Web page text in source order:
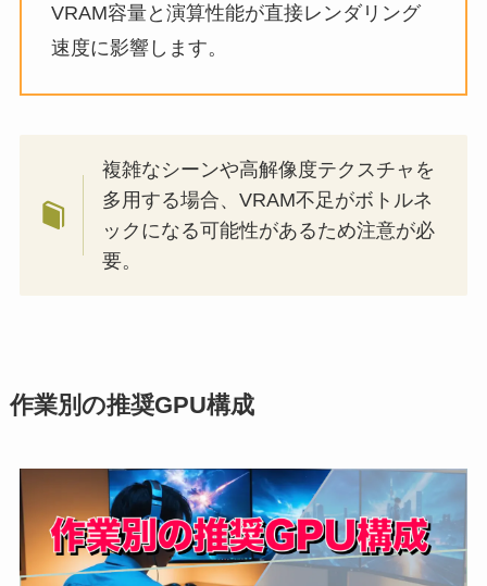
VRAM容量と演算性能が直接レンダリング
速度に影響します。
複雑なシーンや高解像度テクスチャを
多用する場合、VRAM不足がボトルネ
ックになる可能性があるため注意が必
要。
作業別の推奨GPU構成